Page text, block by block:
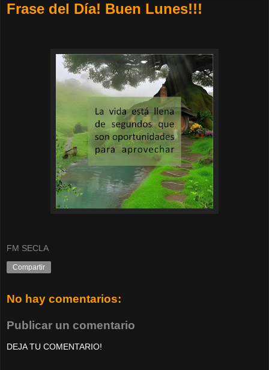
Frase del Día! Buen Lunes!!!
FM SECLA
Compartir
No hay comentarios:
Publicar un comentario
DEJA TU COMENTARIO!